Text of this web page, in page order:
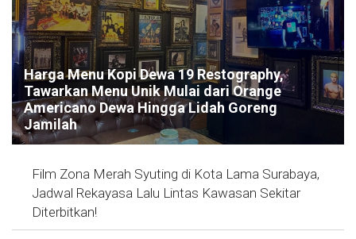
Harga Menu Kopi Dewa 19 Restography,
Tawarkan Menu Unik Mulai dari Orange
Americano Dewa Hingga Lidah Goreng
Jamilah
Film Zona Merah Syuting di Kota Lama Surabaya,
Jadwal Rekayasa Lalu Lintas Kawasan Sekitar
Diterbitkan!